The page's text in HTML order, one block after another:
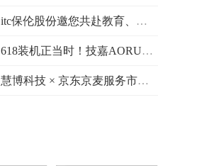
itc保伦股份邀您共赴教育、医疗、视听三大行业盛会，解锁“AI+视听”产业新生态
618装机正当时！技嘉AORUS X3D系列主板火力全开，从旗舰到甜品一站配齐
慧博科技 × 京东京麦服务市场×蓝氏，斩获金鼠标·银奖 数字化增长策略重塑宠物行业营销新范式